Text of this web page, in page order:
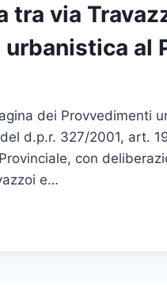
tra via
al
dei Provvedimenti
d.p.r. 327/2001, art.
con
e…